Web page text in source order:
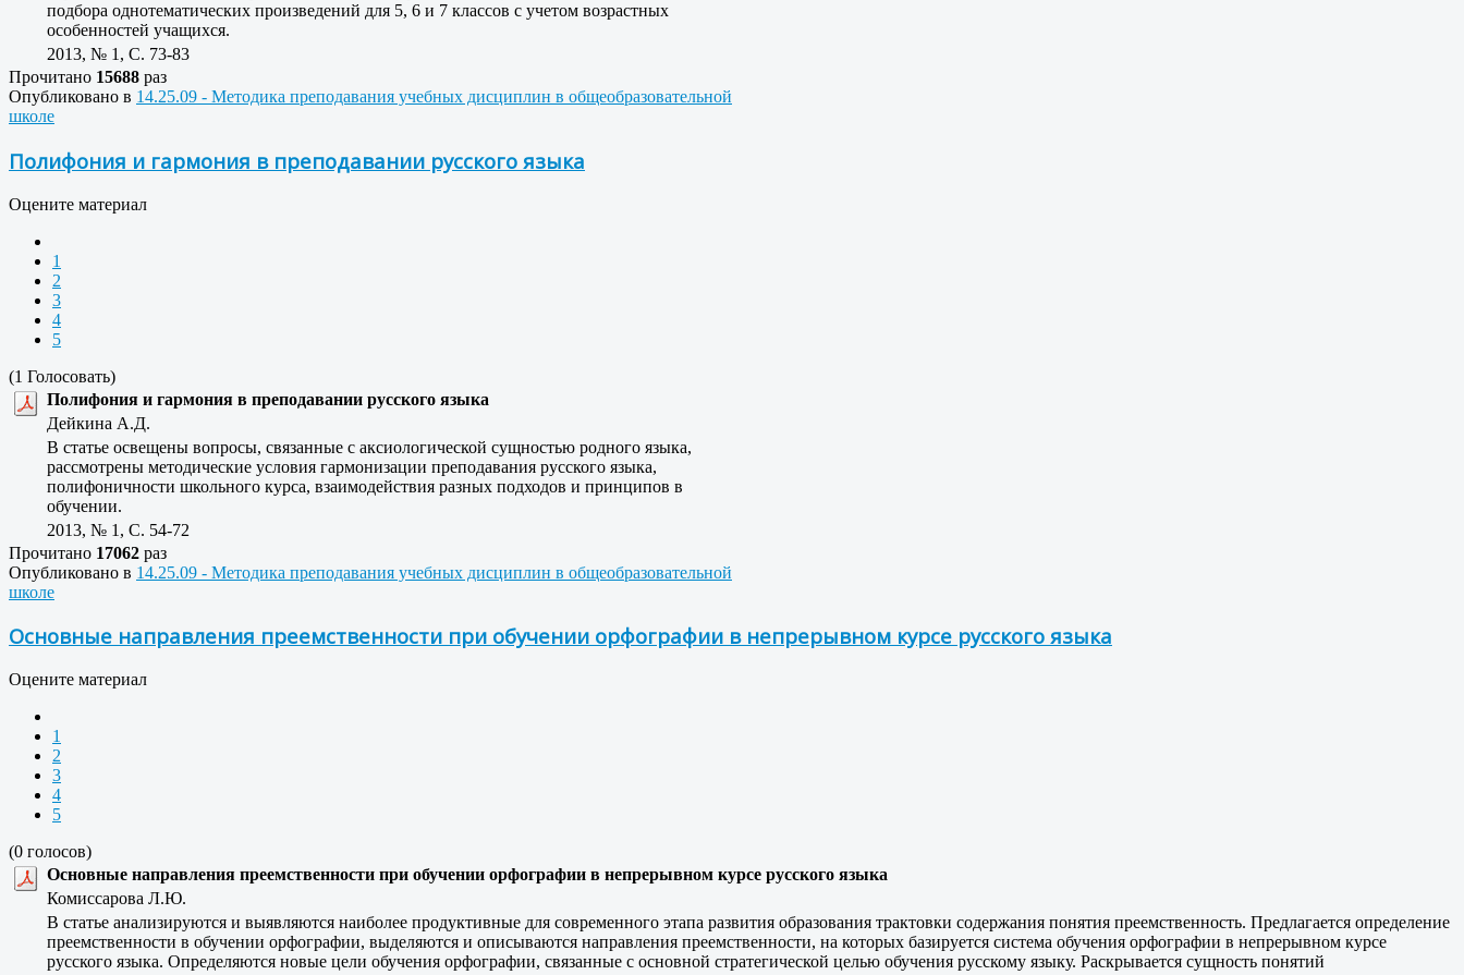
подбора однотематических произведений для 5, 6 и 7 классов с учетом возрастных
особенностей учащихся.
2013, № 1, C. 73-83
Прочитано 15688 раз
Опубликовано в 14.25.09 - Методика преподавания учебных дисциплин в общеобразовательной
школе
Полифония и гармония в преподавании русского языка
Оцените материал
1
2
3
4
5
(1 Голосовать)
Полифония и гармония в преподавании русского языка
Дейкина А.Д.
В статье освещены вопросы, связанные с аксиологической сущностью родного языка,
рассмотрены методические условия гармонизации преподавания русского языка,
полифоничности школьного курса, взаимодействия разных подходов и принципов в
обучении.
2013, № 1, C. 54-72
Прочитано 17062 раз
Опубликовано в 14.25.09 - Методика преподавания учебных дисциплин в общеобразовательной
школе
Основные направления преемственности при обучении орфографии в непрерывном курсе русского языка
Оцените материал
1
2
3
4
5
(0 голосов)
Основные направления преемственности при обучении орфографии в непрерывном курсе русского языка
Комиссарова Л.Ю.
В статье анализируются и выявляются наиболее продуктивные для современного этапа развития образования трактовки содержания понятия преемственность. Предлагается определение
преемственности в обучении орфографии, выделяются и описываются направления преемственности, на которых базируется система обучения орфографии в непрерывном курсе
русского языка. Определяются новые цели обучения орфографии, связанные с основной стратегической целью обучения русскому языку. Раскрывается сущность понятий